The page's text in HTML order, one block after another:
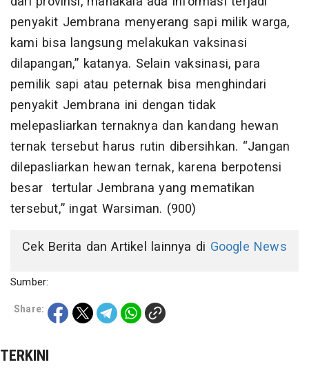
penyakit Jembrana menyerang sapi milik warga,
kami bisa langsung melakukan vaksinasi
dilapangan,” katanya. Selain vaksinasi, para
pemilik sapi atau peternak bisa menghindari
penyakit Jembrana ini dengan tidak
melepasliarkan ternaknya dan kandang hewan
ternak tersebut harus rutin dibersihkan. “Jangan
dilepasliarkan hewan ternak, karena berpotensi
besar tertular Jembrana yang mematikan
tersebut,” ingat Warsiman. (900)
Cek Berita dan Artikel lainnya di Google News
Sumber:
Share:
TERKINI